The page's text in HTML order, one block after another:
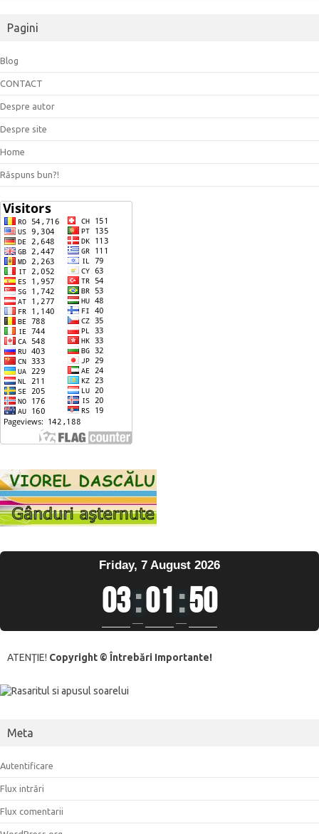
Pagini
Blog
CONTACT
Despre autor
Despre site
Home
Răspuns bun?!
Friday, 7 August 2026
03:01:50
ATENŢIE! Copyright © Întrebări Importante!
Meta
Autentificare
Flux intrări
Flux comentarii